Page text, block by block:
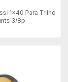
1x40 Para Trilho
3/8p